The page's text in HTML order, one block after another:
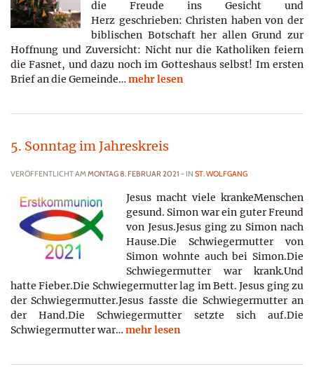
die Freude ins Gesicht und
Herz geschrieben: Christen haben von der
biblischen Botschaft her allen Grund zur
Hoffnung und Zuversicht: Nicht nur die Katholiken feiern
die Fasnet, und dazu noch im Gotteshaus selbst! Im ersten
Brief an die Gemeinde… mehr lesen
5. Sonntag im Jahreskreis
VERÖFFENTLICHT AMMONTAG 8. FEBRUAR 2021 - IN ST. WOLFGANG
Jesus macht viele krankeMenschen
gesund. Simon war ein guter Freund
von Jesus.Jesus ging zu Simon nach
Hause.Die Schwiegermutter von
Simon wohnte auch bei Simon.Die
Schwiegermutter war krank.Und
hatte Fieber.Die Schwiegermutter lag im Bett. Jesus ging zu
der Schwiegermutter.Jesus fasste die Schwiegermutter an
der Hand.Die Schwiegermutter setzte sich auf.Die
Schwiegermutter war… mehr lesen